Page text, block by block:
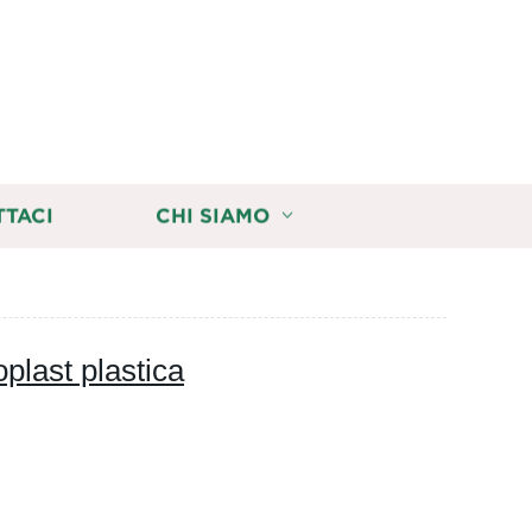
CHI SIAMO
plastica